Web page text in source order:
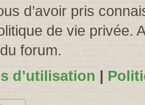
d’avoir pris
de vie privée.
forum.
d’utilisation |